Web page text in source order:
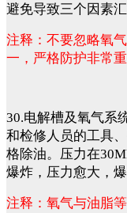
避免导致三个因素汇
注释：不要忽略氧
一，严格防护非常重
30.电解槽及氧气系
和检修人员的工具
格除油。压力在
爆炸，压力愈大，爆
注释：氧气与油脂